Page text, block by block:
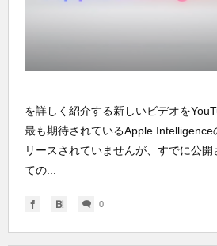
を詳しく紹介する新しいビデオを
最も期待されているApple Intelligence
リースされていませんが、すでに公
ての...
0